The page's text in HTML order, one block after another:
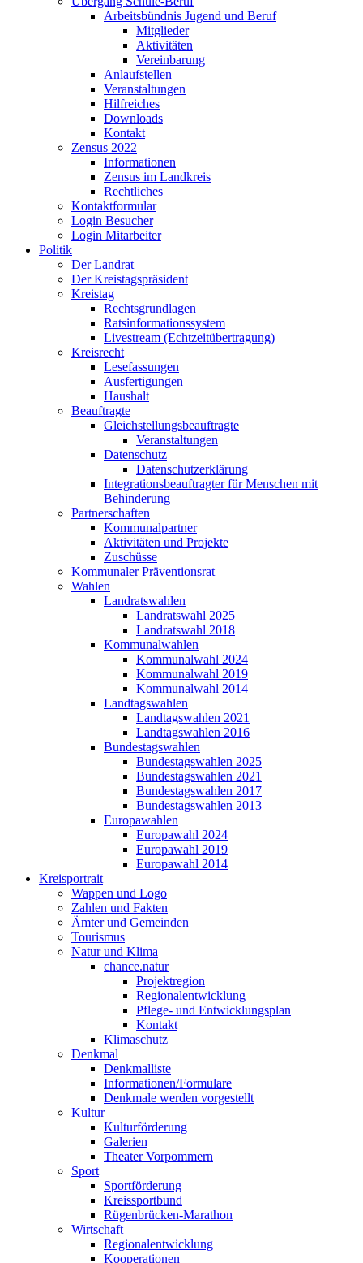
Arbeitsbündnis Jugend und Beruf
Mitglieder
Aktivitäten
Vereinbarung
Anlaufstellen
Veranstaltungen
Hilfreiches
Downloads
Kontakt
Zensus 2022
Informationen
Zensus im Landkreis
Rechtliches
Kontaktformular
Login Besucher
Login Mitarbeiter
Politik
Der Landrat
Der Kreistagspräsident
Kreistag
Rechtsgrundlagen
Ratsinformationssystem
Livestream (Echtzeitübertragung)
Kreisrecht
Lesefassungen
Ausfertigungen
Haushalt
Beauftragte
Gleichstellungsbeauftragte
Veranstaltungen
Datenschutz
Datenschutzerklärung
Integrationsbeauftragter für Menschen mit
Behinderung
Partnerschaften
Kommunalpartner
Aktivitäten und Projekte
Zuschüsse
Kommunaler Präventionsrat
Wahlen
Landratswahlen
Landratswahl 2025
Landratswahl 2018
Kommunalwahlen
Kommunalwahl 2024
Kommunalwahl 2019
Kommunalwahl 2014
Landtagswahlen
Landtagswahlen 2021
Landtagswahlen 2016
Bundestagswahlen
Bundestagswahlen 2025
Bundestagswahlen 2021
Bundestagswahlen 2017
Bundestagswahlen 2013
Europawahlen
Europawahl 2024
Europawahl 2019
Europawahl 2014
Kreisportrait
Wappen und Logo
Zahlen und Fakten
Ämter und Gemeinden
Tourismus
Natur und Klima
chance.natur
Projektregion
Regionalentwicklung
Pflege- und Entwicklungsplan
Kontakt
Klimaschutz
Denkmal
Denkmalliste
Informationen/Formulare
Denkmale werden vorgestellt
Kultur
Kulturförderung
Galerien
Theater Vorpommern
Sport
Sportförderung
Kreissportbund
Rügenbrücken-Marathon
Wirtschaft
Regionalentwicklung
Kooperationen